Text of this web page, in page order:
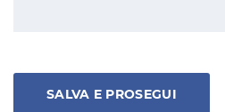
SALVA E PROSEGUI